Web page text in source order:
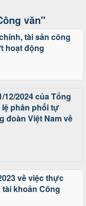
văn"
tài sản công
hoạt động
12/2024 của Tổng
phân phối tự
đoàn Việt Nam về
về việc thực
khoản Công